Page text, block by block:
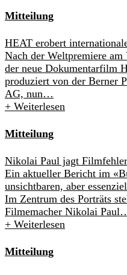
Mitteilung
HEAT erobert
Nach der Weltpremiere
der neue Dokumentarfilm
produziert von der Berner
AG, nun…
+ Weiterlesen
Mitteilung
Nikolai Paul jagt Filmfehler
Ein aktueller Bericht im
unsichtbaren, aber
Im Zentrum des Porträts
Filmemacher Nikolai
+ Weiterlesen
Mitteilung